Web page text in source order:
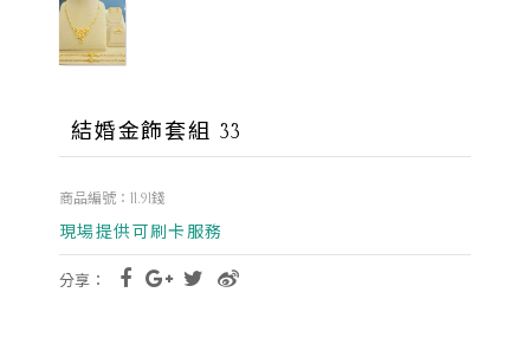
結婚金飾套組 33
商品編號：11.91錢
現場提供可刷卡服務
分享：